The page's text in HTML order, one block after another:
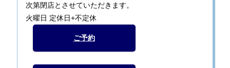
次第閉店とさせていただきます。
火曜日 定休日+不定休
ご予約